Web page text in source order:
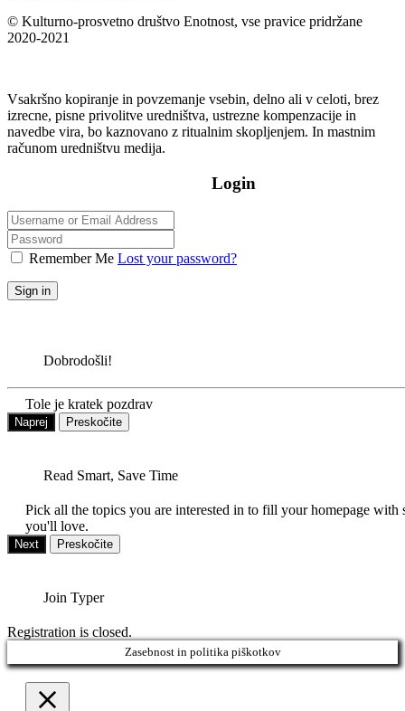
© Kulturno-prosvetno društvo Enotnost, vse pravice pridržane
2020-2021
Vsakršno kopiranje in povzemanje vsebin, delno ali v celoti, brez
izrecne, pisne privolitve uredništva, ustrezne kompenzacije in
navedbe vira, bo kaznovano z ritualnim skopljenjem. In mastnim
računom uredništvu medija.
Login
Remember Me Lost your password?
Sign in
Dobrodošli!
Tole je kratek pozdrav
Naprej Preskočite
Read Smart, Save Time
Pick all the topics you are interested in to fill your homepage with
you'll love.
Next Preskočite
Join Typer
Registration is closed.
Zasebnost in politika piškotkov